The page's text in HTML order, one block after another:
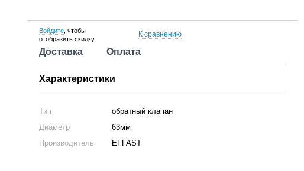
Войдите , чтобы
отобразить скидку
К сравнению
Доставка Оплата
Характеристики
Тип
обратный клапан
Диаметр
63мм
Производитель
EFFAST